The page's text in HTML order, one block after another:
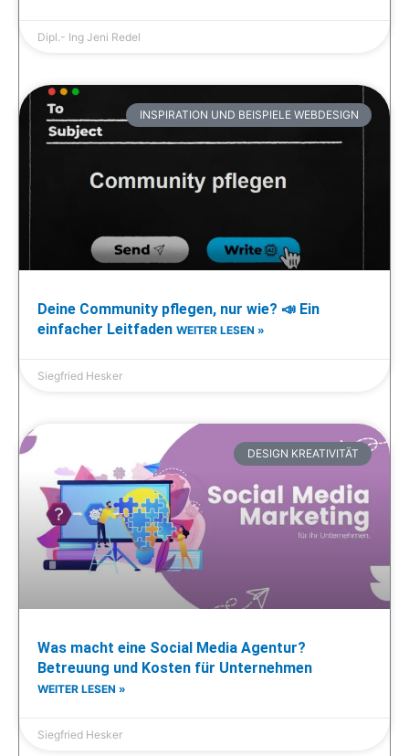
Dipl.- Ing Jeni Redel
INSPIRATION UND BEISPIELE WEBDESIGN
Deine Community pflegen, nur wie? 📣 Ein
einfacher Leitfaden WEITER LESEN »
Siegfried Hesker
DESIGN KREATIVITÄT
Was macht eine Social Media Agentur?
Betreuung und Kosten für Unternehmen
WEITER LESEN »
Siegfried Hesker